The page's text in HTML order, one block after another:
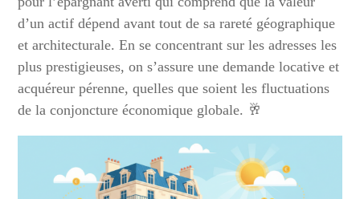
d’un actif dépend avant tout de sa rareté géographique
et architecturale. En se concentrant sur les adresses les
plus prestigieuses, on s’assure une demande locative et
acquéreur pérenne, quelles que soient les fluctuations
de la conjoncture économique globale. 🥂